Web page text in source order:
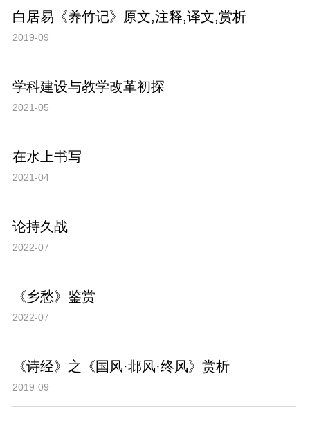
白居易《养竹记》原文,注释,译文,赏析
2019-09
学科建设与教学改革初探
2021-05
在水上书写
2021-04
论持久战
2022-07
《乡愁》鉴赏
2022-07
《诗经》之《国风·邶风·终风》赏析
2019-09